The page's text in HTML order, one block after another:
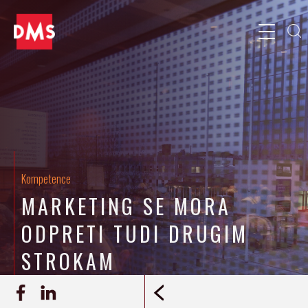
Kompetence
MARKETING SE MORA
ODPRETI TUDI DRUGIM
STROKAM